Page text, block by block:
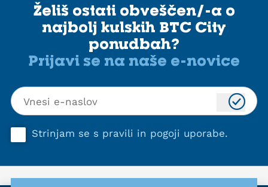
Želiš ostati obveščen/-a o
najbolj kulskih BTC City
ponudbah?
Prijavi se na naše e-novice
Strinjam se s pravili in pogoji uporabe.